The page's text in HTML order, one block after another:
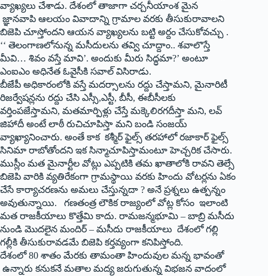
వ్యాఖ్యలు చేశాడు. దేశంలో తాజాగా చర్చనీయాంశ మైన
జ్ఞానవాపి ఆలయం వివాదాన్ని గ్రామాల వరకు తీసుకురావాలని
బిజెపి చూస్తోందని ఆయన వ్యాఖ్యలను బట్టి అర్దం చేసుకోవచ్చు .
‘‘ తెలంగాణలోనున్న మసీదులను తవ్వి చూద్దాం.. శవాలొస్తే
మీవి… శివం వస్తే మావి’. అందుకు మీరు సిద్ధమా?’ అంటూ
ఎంఐఎం అధినేత ఓవైసీకి సవాల్‌ ‌విసిరాడు.
బీజేపీ అధికారంలోకి వస్తే మదర్సాలను రద్దు చేస్తామని, మైనారిటీ
రిజర్వేషన్లను రద్దు చేసి ఎస్సీ,ఎస్టీ, బీసీ, ఈబీసీలకు
వర్తింపజేస్తామని, మతమార్పిళ్లు చేస్తే మక్కెలిరగదీస్తా మని, లవ్‌
‌జిహాదీ అంటే లాఠీ రుచిచూపిస్తా మని బండి సంజయ్‌
‌వ్యాఖ్యానించారు. అంతే కాక కశ్మీర్‌ ‌ఫైల్స్ ‌తరహాలో రజాకార్‌ ‌ఫైల్స్
‌సినిమా రాబోతోందని ఇక సిన్మాచూపిస్తామంటూ హెచ్చరిక చేసారు.
ముస్లీం మత మైనార్టీల వోట్లు ఎప్పటికి తమ ఖాతాలోకి రావని తెల్సే
బిజెపి వారికి వ్యతిరేకంగా గ్రామస్థాయి వరకు హిందు వోటర్లను ఏకం
చేసే కార్యాచరణను అమలు చేస్తున్నదా ? అనే ప్రశ్నలు ఉత్పన్నం
అవుతున్నాయి. గణతంత్ర లౌకిక రాజ్యంలో వోట్ల కోసం ఇలాంటి
మత రాజకీయాలు కొత్తేమి కాదు. రామజన్మభూమి – బాబ్రి మసీదు
నుండి మొదలైన మందిర్‌ – ‌మసీదు రాజకీయాలు దేశంలో గల్లి
గల్లీకి తీసుకురావడమే బిజెపి కర్తవ్యంగా కనిపిస్తోంది.
దేశంలో 80 శాతం మేరకు తామంతా హిందువుల మన్న భావంతో
ఉన్నారు కనుకనే మతాల మద్య జరుగుతున్న విభజన వాదంలో